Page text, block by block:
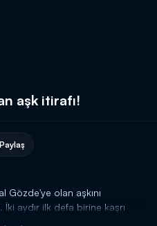
aşk itirafı!
Paylaş
Gözde'ye olan aşkını
İki aydır ilk defa birine kaşrı